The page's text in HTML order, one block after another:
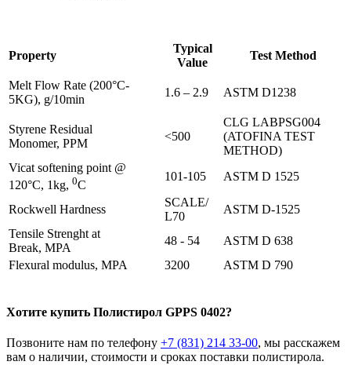
Property
Typical
Value
Test Method
Melt Flow Rate (200°C-
5KG), g/10min
1.6 – 2.9 ASTM D1238
Styrene Residual
Monomer, PPM
<500
CLG LABPSG004
(ATOFINA TEST
METHOD)
Vicat softening point @
120°C, 1kg, 0C
101-105 ASTM D 1525
Rockwell Hardness
SCALE/
L70
ASTM D-1525
Tensile Strenght at
Break, MPA
48 - 54
ASTM D 638
Flexural modulus, MPA
3200 ASTM D 790
Хотите купить Полистирол GPPS 0402?
Позвоните нам по телефону +7 (831) 214 33-00, мы расскажем
вам о наличии, стоимости и сроках поставки полистирола.